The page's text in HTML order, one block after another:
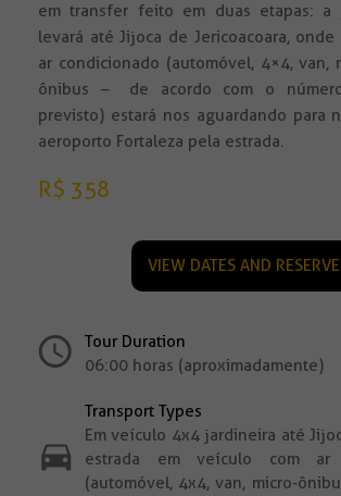
em transfer feito em duas etapas: a
levará até Jijoca de Jericoacoara,
ar condicionado (automóvel, 4×4, van,
ônibus – de acordo com o
previsto) estará nos aguardando para
aeroporto Fortaleza pela estrada.
R$ 358
VIEW DATES AND RESERVE
Tour Duration
06:00 horas (aproximadamente)
Transport Types
Em veículo 4x4 jardineira até
estrada em veículo com ar
(automóvel, 4x4, van, micro-